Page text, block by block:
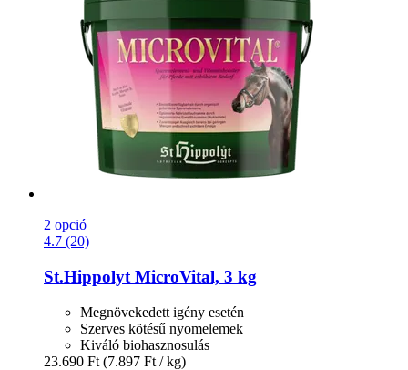
2 opció
4.7 (20)
St.Hippolyt MicroVital, 3 kg
Megnövekedett igény esetén
Szerves kötésű nyomelemek
Kiváló biohasznosulás
23.690 Ft (7.897 Ft / kg)